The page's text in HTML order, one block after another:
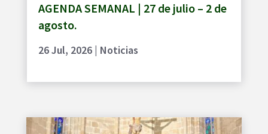
AGENDA SEMANAL | 27 de julio – 2 de
agosto.
26 Jul, 2026| Noticias